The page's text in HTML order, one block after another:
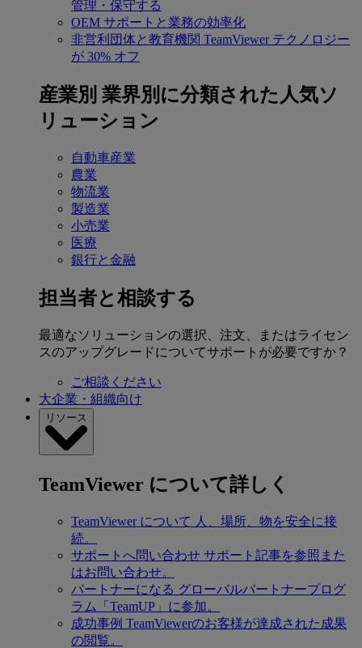
管理・保守する
OEM サポートと業務の効率化
非営利団体と教育機関 TeamViewer テクノロジー
が 30% オフ
産業別 業界別に分類された人気ソ
リューション
自動車産業
農業
物流業
製造業
小売業
医療
銀行と金融
担当者と相談する
最適なソリューションの選択、注文、またはライセン
スのアップグレードについてサポートが必要ですか？
ご相談ください
大企業・組織向け
リソース
TeamViewer について詳しく
TeamViewer について 人、場所、物を安全に接
続。
サポートへ問い合わせ サポート記事を参照また
はお問い合わせ。
パートナーになる グローバルパートナープログ
ラム「TeamUP」に参加。
成功事例 TeamViewerのお客様が達成された成果
の閲覧。